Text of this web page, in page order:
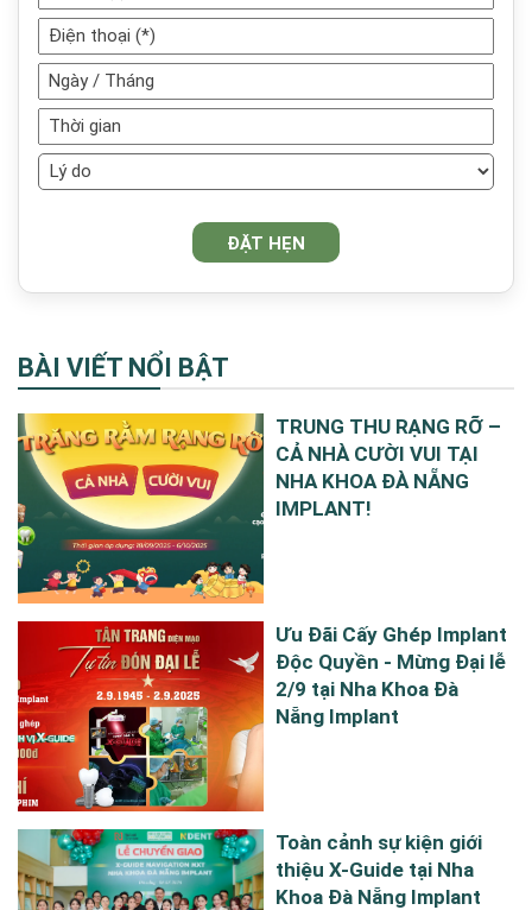
BÀI VIẾT NỔI BẬT
TRUNG THU RẠNG RỠ –
CẢ NHÀ CƯỜI VUI TẠI
NHA KHOA ĐÀ NẴNG
IMPLANT!
Ưu Đãi Cấy Ghép Implant
Độc Quyền - Mừng Đại lễ
2/9 tại Nha Khoa Đà
Nẵng Implant
Toàn cảnh sự kiện giới
thiệu X-Guide tại Nha
Khoa Đà Nẵng Implant